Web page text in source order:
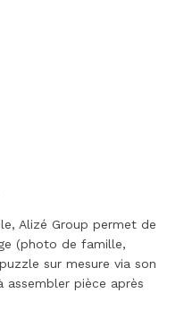
Alizé Group permet de
(photo de famille,
sur mesure via son
assembler pièce après